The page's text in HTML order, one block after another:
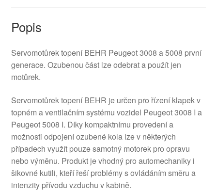
Popis
Servomotůrek topení BEHR Peugeot 3008 a 5008 první
generace. Ozubenou část lze odebrat a použít jen
motůrek.
Servomotůrek topení BEHR je určen pro řízení klapek v
topném a ventilačním systému vozidel Peugeot 3008 I a
Peugeot 5008 I. Díky kompaktnímu provedení a
možnosti odpojení ozubené kola lze v některých
případech využít pouze samotný motorek pro opravu
nebo výměnu. Produkt je vhodný pro automechaniky i
šikovné kutili, kteří řeší problémy s ovládáním směru a
intenzity přívodu vzduchu v kabině.